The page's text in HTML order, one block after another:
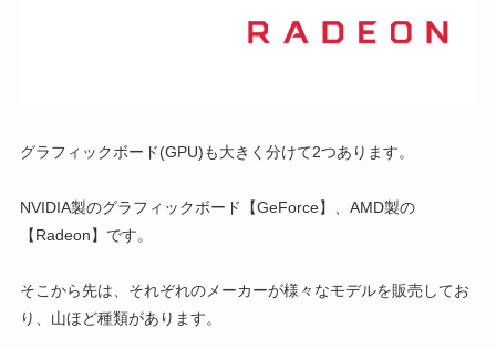
グラフィックボード(GPU)も大きく分けて2つあります。
NVIDIA製のグラフィックボード【GeForce】、AMD製の
【Radeon】です。
そこから先は、それぞれのメーカーが様々なモデルを販売してお
り、山ほど種類があります。